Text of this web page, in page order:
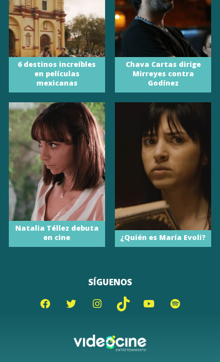
6 destinos increíbles
en películas
mexicanas
Chava Cartas dirige
Mirreyes contra
Godínez
Natalia Téllez debuta
en cine
¿Quién es María Evoli?
SÍGUENOS